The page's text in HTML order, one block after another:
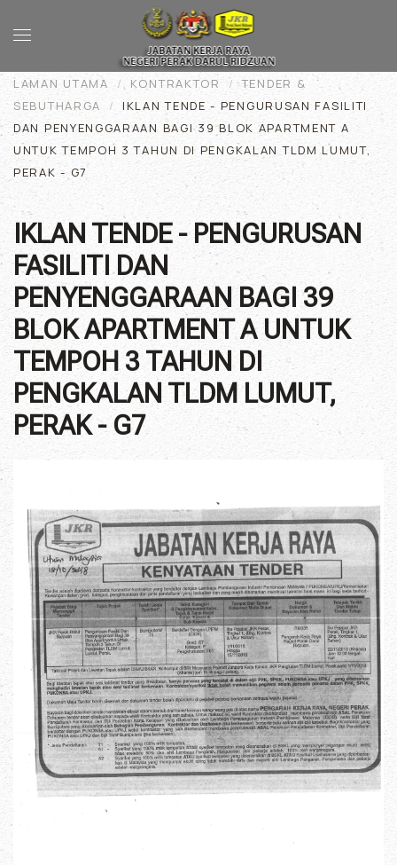
Skip to main content
LAMAN UTAMA KONTRAKTOR
TENDER &
SEBUTHARGA
IKLAN TENDE - PENGURUSAN FASILITI
DAN PENYENGGARAAN BAGI 39 BLOK APARTMENT A
UNTUK TEMPOH 3 TAHUN DI PENGKALAN TLDM LUMUT,
PERAK - G7
IKLAN TENDE - PENGURUSAN
FASILITI DAN
PENYENGGARAAN BAGI 39
BLOK APARTMENT A UNTUK
TEMPOH 3 TAHUN DI
PENGKALAN TLDM LUMUT,
PERAK - G7